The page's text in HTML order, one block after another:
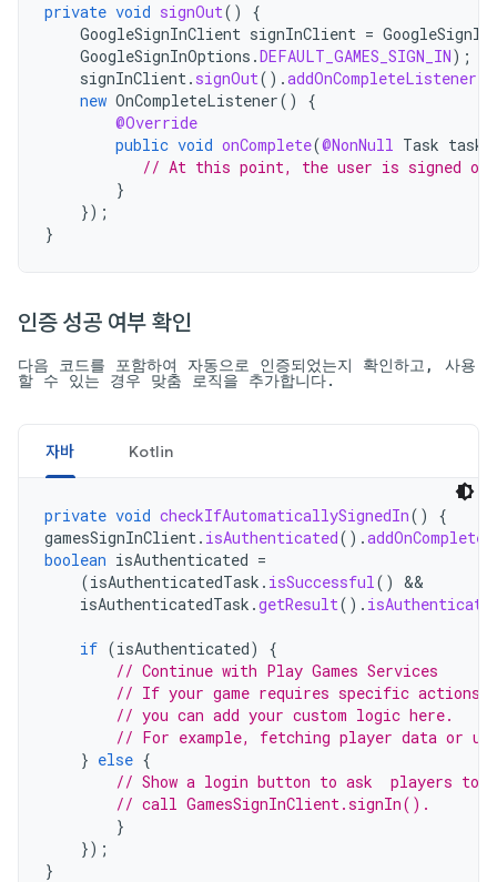
private void signOut()
{
GoogleSignInClient signInClient = GoogleSignIn
GoogleSignInOptions .DEFAULT_GAMES_SIGN_IN);
signInClient. signOut().addOnCompleteListener
new OnCompleteListener()
{
@Override
public void onComplete(@NonNull Task task
// At this point, the user is signed
}
});
}
인증 성공 여부 확인
다음 코드를 포함하여 자동으로 인증되었는지 확인하고, 사용
할 수 있는 경우 맞춤 로직을 추가합니다.
자바 Kotlin
private void checkIfAutomaticallySignedIn()
{
gamesSignInClient. isAuthenticated().
boolean isAuthenticated =
(isAuthenticatedTask . isSuccessful() &&
isAuthenticatedTask .getResult().
if (isAuthenticated)
{
// Continue with Play Games Services
// If your game requires specific actions
// you can add your custom logic here.
// For example, fetching player data or
} else {
// Show a login button to ask  players
// call GamesSignInClient.signIn().
}
});
}